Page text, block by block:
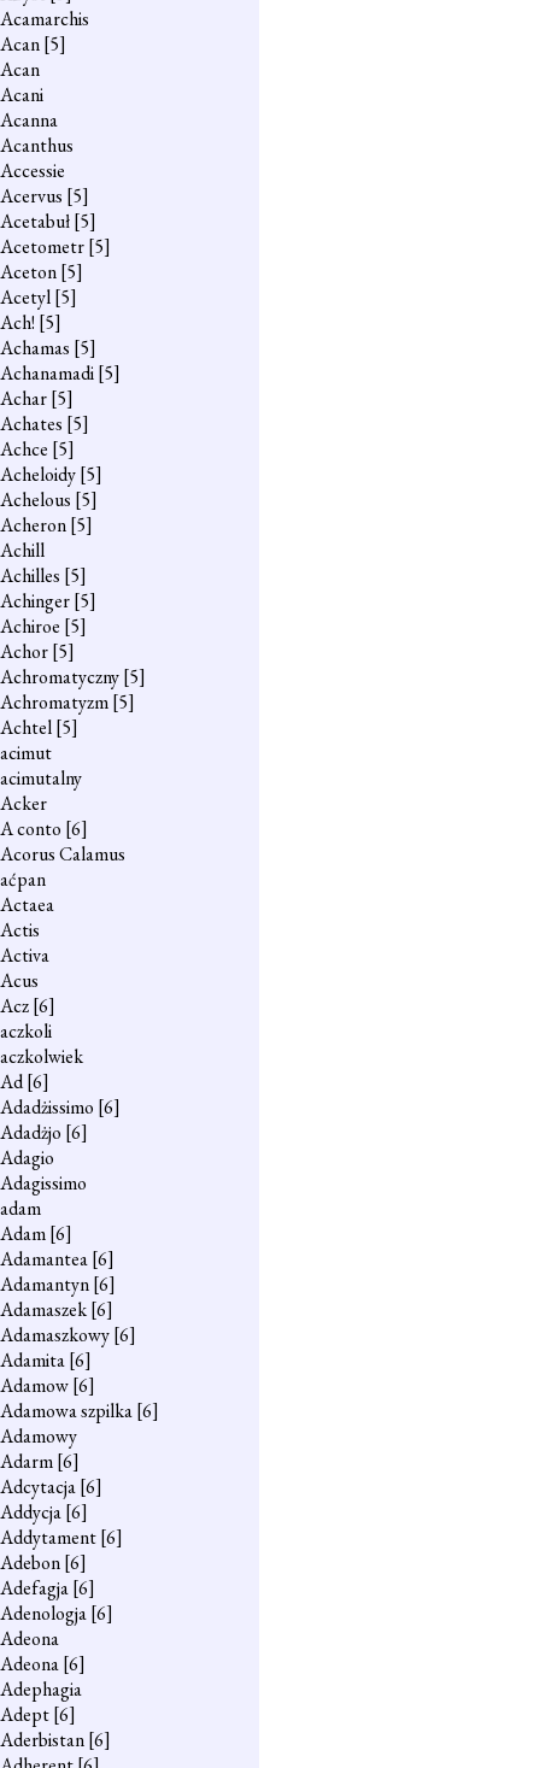
Acamarchis
Acan[5]
Acan
Acani
Acanna
Acanthus
Accessie
Acervus [5]
Acetabuł[5]
Acetometr[5]
Aceton[5]
Acetyl[5]
Ach! [5]
Achamas [5]
Achanamadi[5]
Achar[5]
Achates [5]
Achce [5]
Acheloidy[5]
Achelous [5]
Acheron[5]
Achill
Achilles [5]
Achinger[5]
Achiroe [5]
Achor[5]
Achromatyczny[5]
Achromatyzm[5]
Achtel[5]
acimut
acimutalny
Acker
A conto [6]
Acorus Calamus
aćpan
Actaea
Actis
Activa
Acus
Acz[6]
aczkoli
aczkolwiek
Ad[6]
Adadżissimo [6]
Adadżjo [6]
Adagio
Adagissimo
adam
Adam[6]
Adamantea[6]
Adamantyn[6]
Adamaszek[6]
Adamaszkowy[6]
Adamita[6]
Adamow[6]
Adamowa szpilka[6]
Adamowy
Adarm[6]
Adcytacja[6]
Addycja[6]
Addytament[6]
Adebon[6]
Adefagja[6]
Adenologja[6]
Adeona
Adeona[6]
Adephagia
Adept[6]
Aderbistan[6]